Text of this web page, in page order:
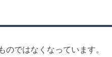
ではなくなっています。